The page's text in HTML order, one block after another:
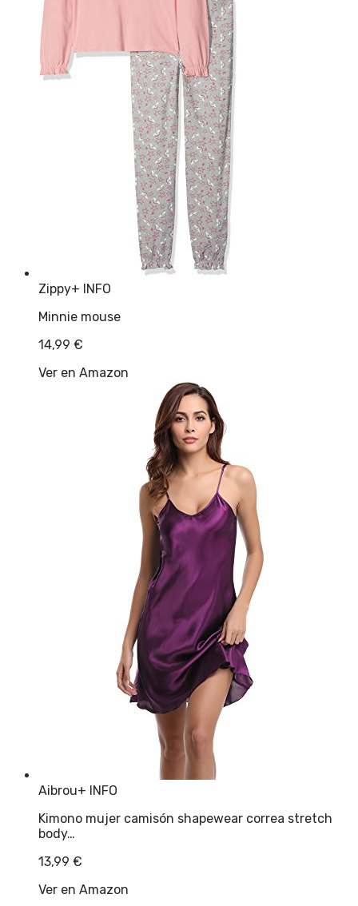
Zippy+ INFO
Minnie mouse
14,99 €
Ver en Amazon
Aibrou+ INFO
Kimono mujer camisón shapewear correa stretch
body…
13,99 €
Ver en Amazon